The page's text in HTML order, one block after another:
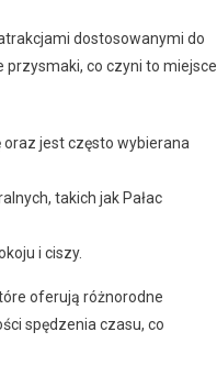
dostosowanymi do
przysmaki, co czyni to miejsce
oraz jest często wybierana
takich jak Pałac
i ciszy.
oferują różnorodne
spędzenia czasu, co